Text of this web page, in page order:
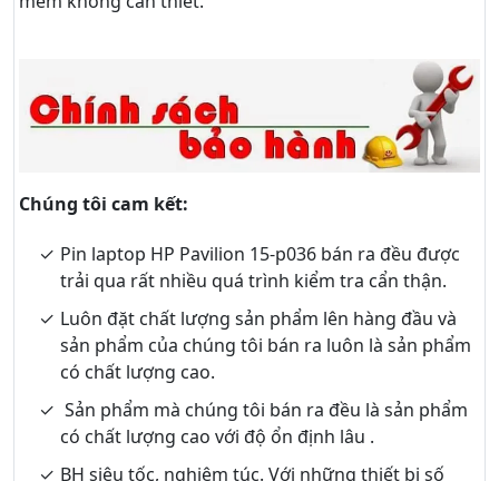
Chúng tôi cam kết:
Pin laptop HP Pavilion 15-p036 bán ra đều được
trải qua rất nhiều quá trình kiểm tra cẩn thận.
Luôn đặt chất lượng sản phẩm lên hàng đầu và
sản phẩm của chúng tôi bán ra luôn là sản phẩm
có chất lượng cao.
Sản phẩm mà chúng tôi bán ra đều là sản phẩm
có chất lượng cao với độ ổn định lâu .
BH siêu tốc, nghiêm túc. Với những thiết bị số